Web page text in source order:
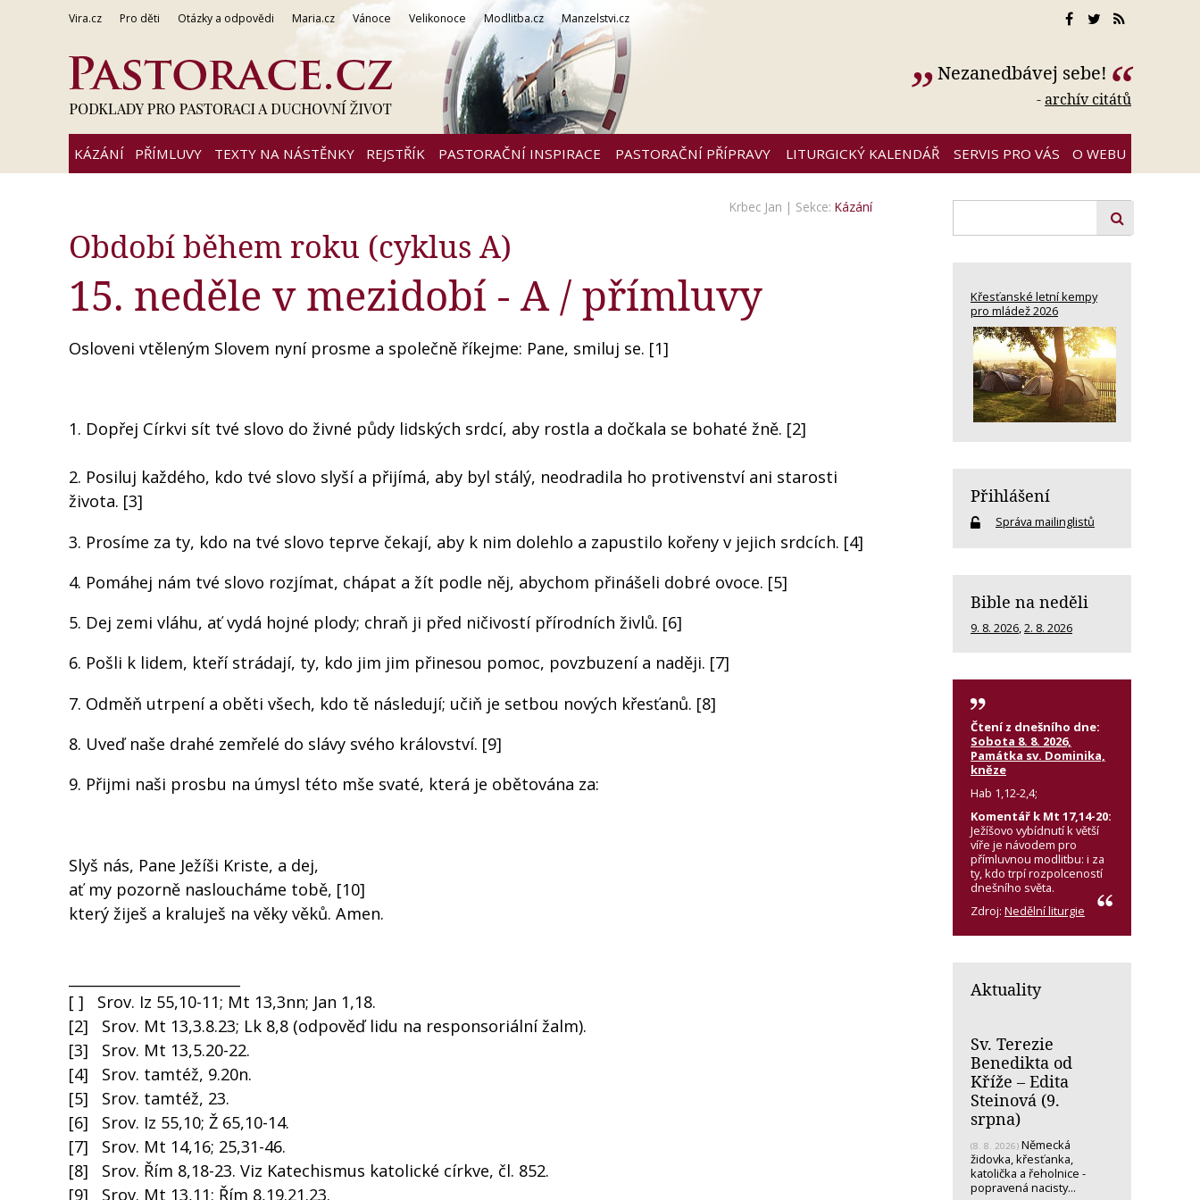
Vira.cz Pro děti Otázky a odpovědi Maria.cz Vánoce Velikonoce Modlitba.cz Manzelstvi.cz
Nezanedbávej sebe!
-archív citátů
KÁZÁNÍ PŘÍMLUVY TEXTY NA NÁSTĚNKY REJSTŘÍK PASTORAČNÍ INSPIRACE PASTORAČNÍ PŘÍPRAVY LITURGICKÝ KALENDÁŘ SERVIS PRO VÁS O WEBU
Krbec Jan | Sekce: Kázání
Období během roku (cyklus A)
15. neděle v mezidobí - A / přímluvy
Osloveni vtěleným Slovem nyní prosme a společně říkejme: Pane, smiluj se. [1]
1. Dopřej Církvi sít tvé slovo do živné půdy lidských srdcí, aby rostla a dočkala se bohaté žně. [2]
2. Posiluj každého, kdo tvé slovo slyší a přijímá, aby byl stálý, neodradila ho protivenství ani starosti
života. [3]
3. Prosíme za ty, kdo na tvé slovo teprve čekají, aby k nim dolehlo a zapustilo kořeny v jejich srdcích. [4]
4. Pomáhej nám tvé slovo rozjímat, chápat a žít podle něj, abychom přinášeli dobré ovoce. [5]
5. Dej zemi vláhu, ať vydá hojné plody; chraň ji před ničivostí přírodních živlů. [6]
6. Pošli k lidem, kteří strádají, ty, kdo jim jim přinesou pomoc, povzbuzení a naději. [7]
7. Odměň utrpení a oběti všech, kdo tě následují; učiň je setbou nových křesťanů. [8]
8. Uveď naše drahé zemřelé do slávy svého království. [9]
9. Přijmi naši prosbu na úmysl této mše svaté, která je obětována za:
Slyš nás, Pane Ježíši Kriste, a dej,
ať my pozorně nasloucháme tobě, [10]
který žiješ a kraluješ na věky věků. Amen.
[ ] Srov. Iz 55,10-11; Mt 13,3nn; Jan 1,18.
[2] Srov. Mt 13,3.8.23; Lk 8,8 (odpověď lidu na responsoriální žalm).
[3] Srov. Mt 13,5.20-22.
[4] Srov. tamtéž, 9.20n.
[5] Srov. tamtéž, 23.
[6] Srov. Iz 55,10; Ž 65,10-14.
[7] Srov. Mt 14,16; 25,31-46.
[8] Srov. Řím 8,18-23. Viz Katechismus katolické církve, čl. 852.
[9] Srov. Mt 13,11; Řím 8,19.21.23.
Křesťanské letní kempy
pro mládež 2026
Přihlášení
Správa mailinglistů
Bible na neděli
9. 8. 2026 2. 8. 2026
Čtení z dnešního dne:
Sobota 8. 8. 2026,
Památka sv. Dominika,
kněze
Hab 1,12-2,4;
Komentář k Mt 17,14-20:
Ježíšovo vybídnutí k větší
víře je návodem pro
přímluvnou modlitbu: i za
ty, kdo trpí rozpolceností
dnešního světa.
Zdroj: Nedělní liturgie
Aktuality
Sv. Terezie
Benedikta od
Kříže – Edita
Steinová (9.
srpna)
(8. 8. 2026) Německá
židovka, křesťanka,
katolička a řeholnice -
popravená nacisty...